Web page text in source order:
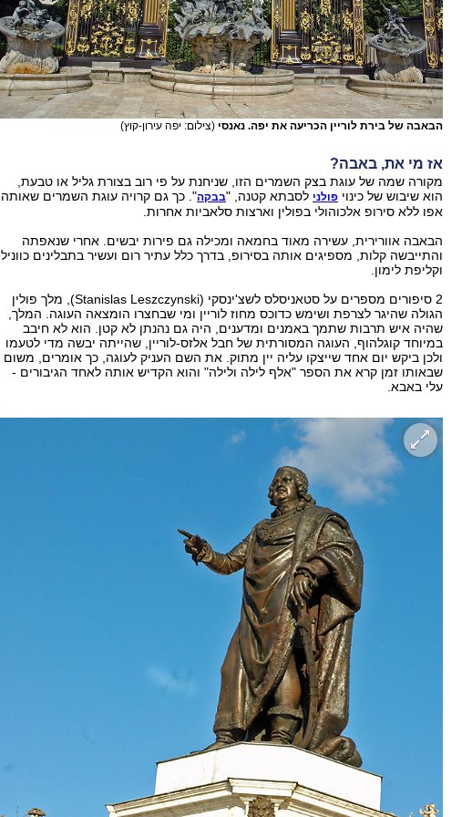
הבאבה של בירת לוריין הכריעה את יפה. נאנסי (צילום: יפה עירון-קוץ)
אז מי את, באבה?
מקורה שמה של עוגת בצק השמרים הזו, שניחנת על פי רוב בצורת גליל או טבעת,
הוא שיבוש של כינוי פולני לסבתא קטנה, "בבקה". כך גם קרויה עוגת השמרים שאותה
אפו ללא סירופ אלכוהולי בפולין וארצות סלאביות אחרות.
הבאבה אוורירית, עשירה מאוד בחמאה ומכילה גם פירות יבשים. אחרי שנאפתה
והתייבשה קלות, מספיגים אותה בסירופ, בדרך כלל עתיר רום ועשיר בתבלינים כווניל
וקליפת לימון.
2 סיפורים מספרים על סטאניסלס לשצ'ינסקי (Stanislas Leszczynski), מלך פולין
הגולה שהיגר לצרפת ושימש כדוכס מחוז לוריין ומי שבחצרו הומצאה העוגה. המלך,
שהיה איש תרבות שתמך באמנים ומדענים, היה גם נהנתן לא קטן. הוא לא חיבב
במיוחד קוגלהוף, העוגה המסורתית של חבל אלזס-לוריין, שהייתה יבשה מדי לטעמו
ולכן ביקש יום אחד שייצקו עליה יין מתוק. את השם העניק לעוגה, כך אומרים, משום
שבאותו זמן קרא את הספר "אלף לילה ולילה" והוא הקדיש אותה לאחד הגיבורים -
עלי באבא.